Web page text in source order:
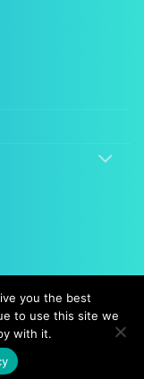
UAB
you the best
to use this site we
with it.